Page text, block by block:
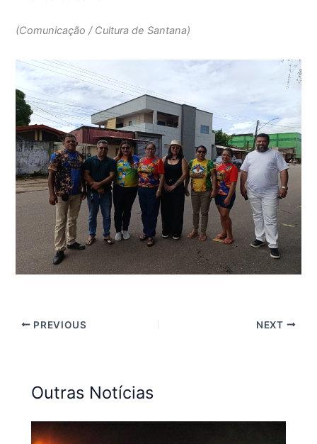
(Comunicação / Cultura de Santana)
PREVIOUS NEXT
Outras Notícias